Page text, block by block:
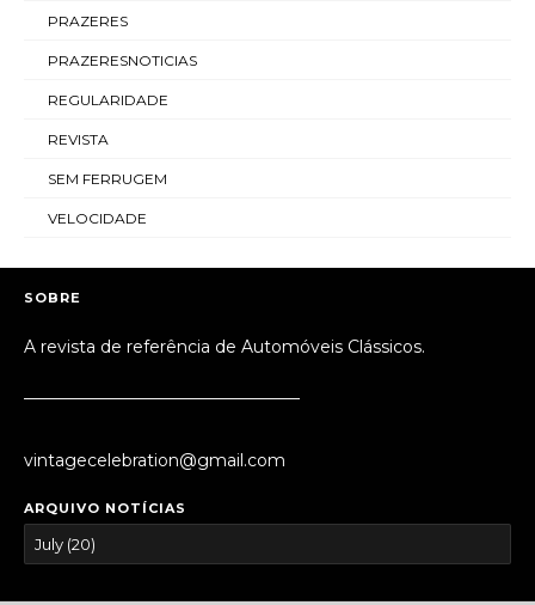
PRAZERES
PRAZERESNOTICIAS
REGULARIDADE
REVISTA
SEM FERRUGEM
VELOCIDADE
SOBRE
A revista de referência de Automóveis Clássicos.
vintagecelebration@gmail.com
ARQUIVO NOTÍCIAS